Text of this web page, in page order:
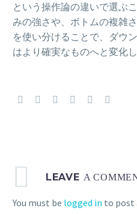
という操作論の違いで選ぶ
みの強さや、ボトムの複雑
を使い分けることで、ダウ
はより確実なものへと変化し
LEAVE A
You must be logged in to post